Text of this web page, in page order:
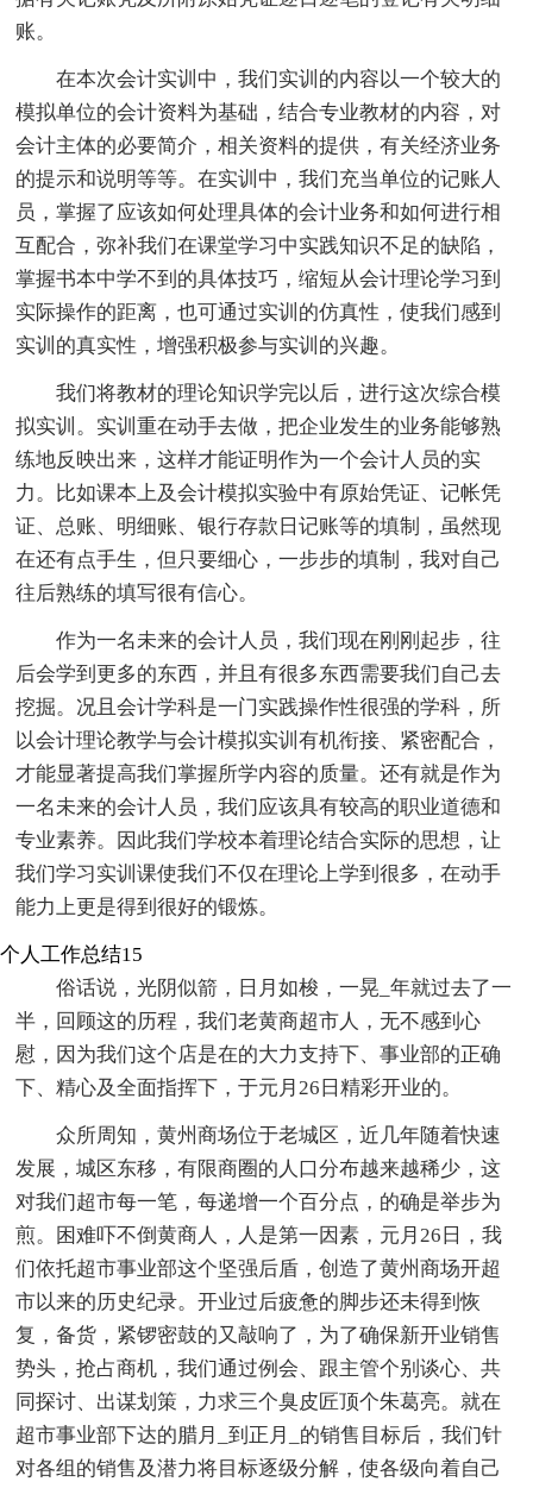
账。
在本次会计实训中，我们实训的内容以一个较大的
模拟单位的会计资料为基础，结合专业教材的内容，对
会计主体的必要简介，相关资料的提供，有关经济业务
的提示和说明等等。在实训中，我们充当单位的记账人
员，掌握了应该如何处理具体的会计业务和如何进行相
互配合，弥补我们在课堂学习中实践知识不足的缺陷，
掌握书本中学不到的具体技巧，缩短从会计理论学习到
实际操作的距离，也可通过实训的仿真性，使我们感到
实训的真实性，增强积极参与实训的兴趣。
我们将教材的理论知识学完以后，进行这次综合模
拟实训。实训重在动手去做，把企业发生的业务能够熟
练地反映出来，这样才能证明作为一个会计人员的实
力。比如课本上及会计模拟实验中有原始凭证、记帐凭
证、总账、明细账、银行存款日记账等的填制，虽然现
在还有点手生，但只要细心，一步步的填制，我对自己
往后熟练的填写很有信心。
作为一名未来的会计人员，我们现在刚刚起步，往
后会学到更多的东西，并且有很多东西需要我们自己去
挖掘。况且会计学科是一门实践操作性很强的学科，所
以会计理论教学与会计模拟实训有机衔接、紧密配合，
才能显著提高我们掌握所学内容的质量。还有就是作为
一名未来的会计人员，我们应该具有较高的职业道德和
专业素养。因此我们学校本着理论结合实际的思想，让
我们学习实训课使我们不仅在理论上学到很多，在动手
能力上更是得到很好的锻炼。
个人工作总结15
俗话说，光阴似箭，日月如梭，一晃_年就过去了一
半，回顾这的历程，我们老黄商超市人，无不感到心
慰，因为我们这个店是在的大力支持下、事业部的正确
下、精心及全面指挥下，于元月26日精彩开业的。
众所周知，黄州商场位于老城区，近几年随着快速
发展，城区东移，有限商圈的人口分布越来越稀少，这
对我们超市每一笔，每递增一个百分点，的确是举步为
煎。困难吓不倒黄商人，人是第一因素，元月26日，我
们依托超市事业部这个坚强后盾，创造了黄州商场开超
市以来的历史纪录。开业过后疲惫的脚步还未得到恢
复，备货，紧锣密鼓的又敲响了，为了确保新开业销售
势头，抢占商机，我们通过例会、跟主管个别谈心、共
同探讨、出谋划策，力求三个臭皮匠顶个朱葛亮。就在
超市事业部下达的腊月_到正月_的销售目标后，我们针
对各组的销售及潜力将目标逐级分解，使各级向着自己